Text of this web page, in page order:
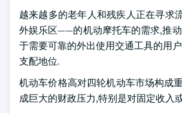
越来越多的老年人和残疾人正在寻求
外娱乐区——的机动摩托车的需求,推
于需要可靠的外出使用交通工具的用
支配地位.
机动车价格高对四轮机动车市场构成
成巨大的财政压力,特别是对固定收入